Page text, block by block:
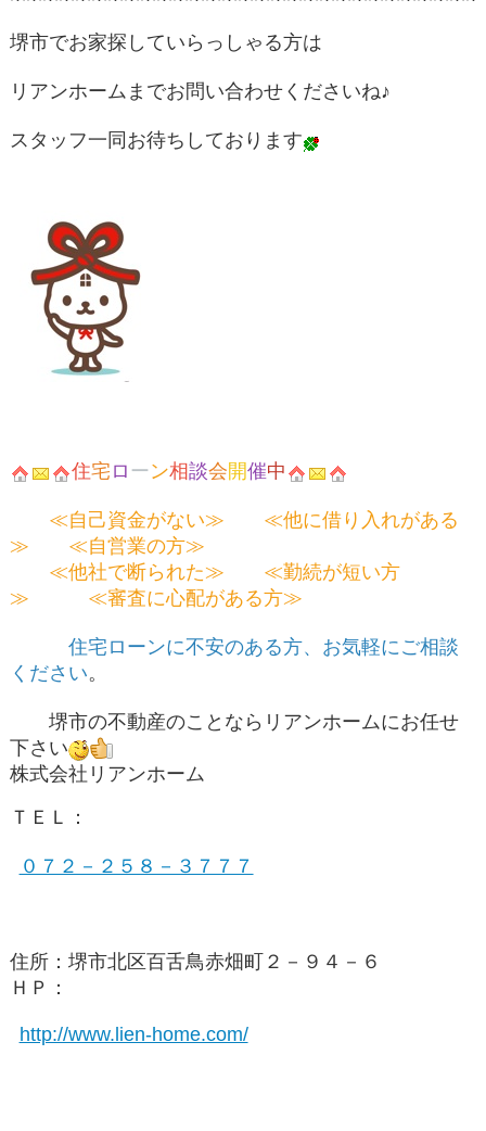
堺市でお家探していらっしゃる方は
リアンホームまでお問い合わせくださいね♪
スタッフ一同お待ちしております
住宅 ロ ーン相談会開催中
≪自己資金がない≫ ≪他に借り入れがある
≫ ≪自営業の方≫
≪他社で断られた≫ ≪勤続が短い方
≫ ≪審査に心配がある方≫
住宅ローンに不安のある方、お気軽にご相談
ください。
堺市の不動産のことならリアンホームにお任せ
下さい
株式会社リアンホーム
ＴＥＬ：
０７２－２５８－３７７７
住所：堺市北区百舌鳥赤畑町２－９４－６
ＨＰ：
http://www.lien-home.com/